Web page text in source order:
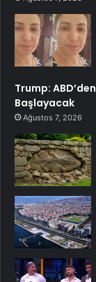
Trump:
Başlayacak
Ağustos 7, 2026